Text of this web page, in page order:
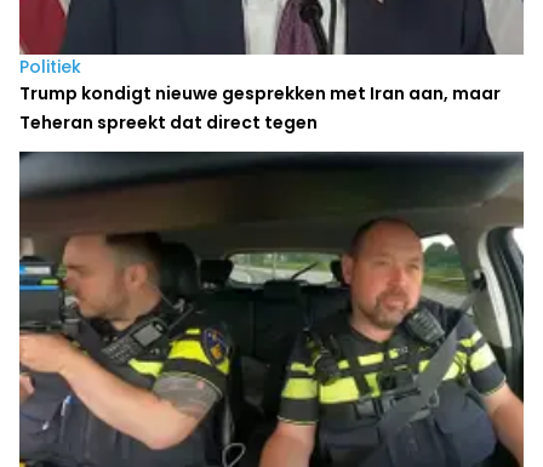
Politiek
Trump kondigt nieuwe gesprekken met Iran aan, maar
Teheran spreekt dat direct tegen